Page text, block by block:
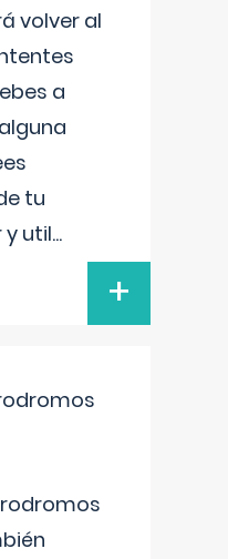
volver al
a
tu
util...
+